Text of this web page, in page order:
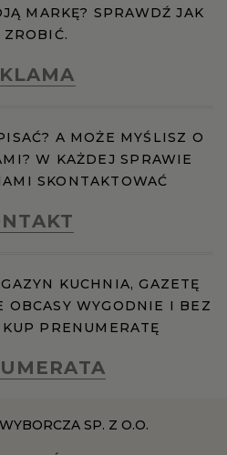
MARKĘ? SPRAWDŹ JAK
ZROBIĆ.
A MOŻE MYŚLISZ O
W KAŻDEJ SPRAWIE
SKONTAKTOWAĆ
KUCHNIA, GAZETĘ
OBCASY WYGODNIE I BEZ
PRENUMERATĘ
SP. Z O.O.